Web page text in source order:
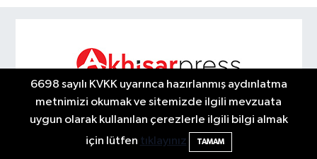
Yorumlar
6698 sayılı KVKK uyarınca hazırlanmış aydınlatma
metnimizi okumak ve sitemizde ilgili mevzuata
uygun olarak kullanılan çerezlerle ilgili bilgi almak
için lütfen tıklayınız TAMAM